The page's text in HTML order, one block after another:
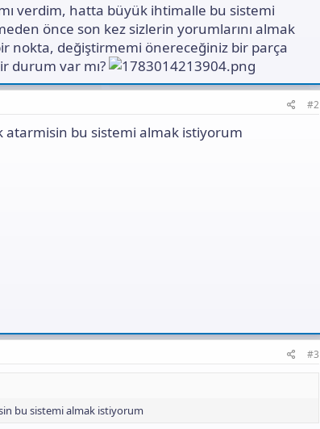
verdim, hatta büyük ihtimalle bu sistemi
önce son kez sizlerin yorumlarını almak
nokta, değiştirmemi önereceğiniz bir parça
durum var mı?
#2
atarmisin bu sistemi almak istiyorum
#3
bu sistemi almak istiyorum